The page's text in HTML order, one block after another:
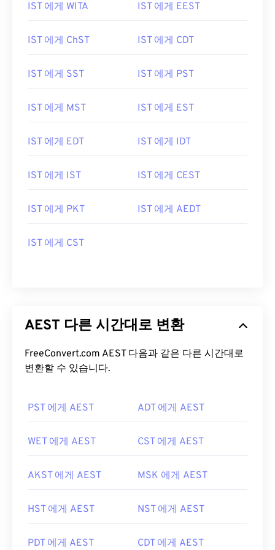
IST 에게 WITA IST 에게 EEST
IST 에게 ChST IST 에게 CDT
IST 에게 SST IST 에게 PST
IST 에게 MST IST 에게 EST
IST 에게 EDT IST 에게 IDT
IST 에게 IST IST 에게 CEST
IST 에게 PKT IST 에게 AEDT
IST 에게 CST
AEST 다른 시간대로 변환
FreeConvert.com AEST 다음과 같은 다른 시간대로
변환할 수 있습니다.
PST 에게 AEST ADT 에게 AEST
WET 에게 AEST CST 에게 AEST
AKST 에게 AEST MSK 에게 AEST
HST 에게 AEST NST 에게 AEST
PDT 에게 AEST CDT 에게 AEST